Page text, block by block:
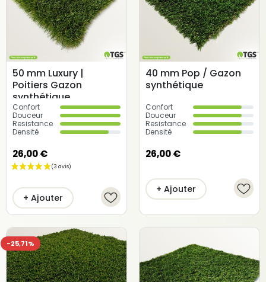
50 mm Luxury |
Poitiers Gazon
synthétique
Confort
Douceur
Resistance
Densité
26,00 €
+ Ajouter
40 mm Pop / Gazon
synthétique
Confort
Douceur
Resistance
Densité
26,00 €
+ Ajouter
-25,71%